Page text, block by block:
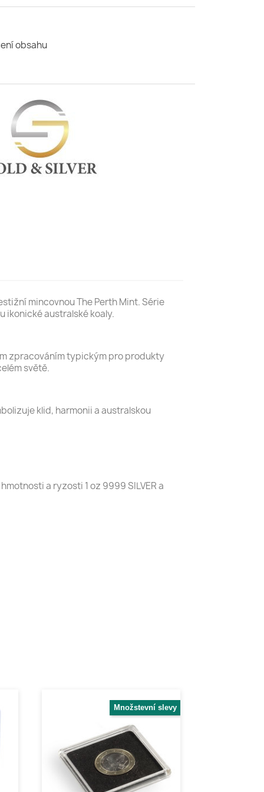
obsahu
mincovnou The Perth Mint. Série
ikonické australské koaly.
zpracováním typickým pro produkty
světě.
klid, harmonii a australskou
a ryzosti 1 oz 9999 SILVER a
Množstevní slevy